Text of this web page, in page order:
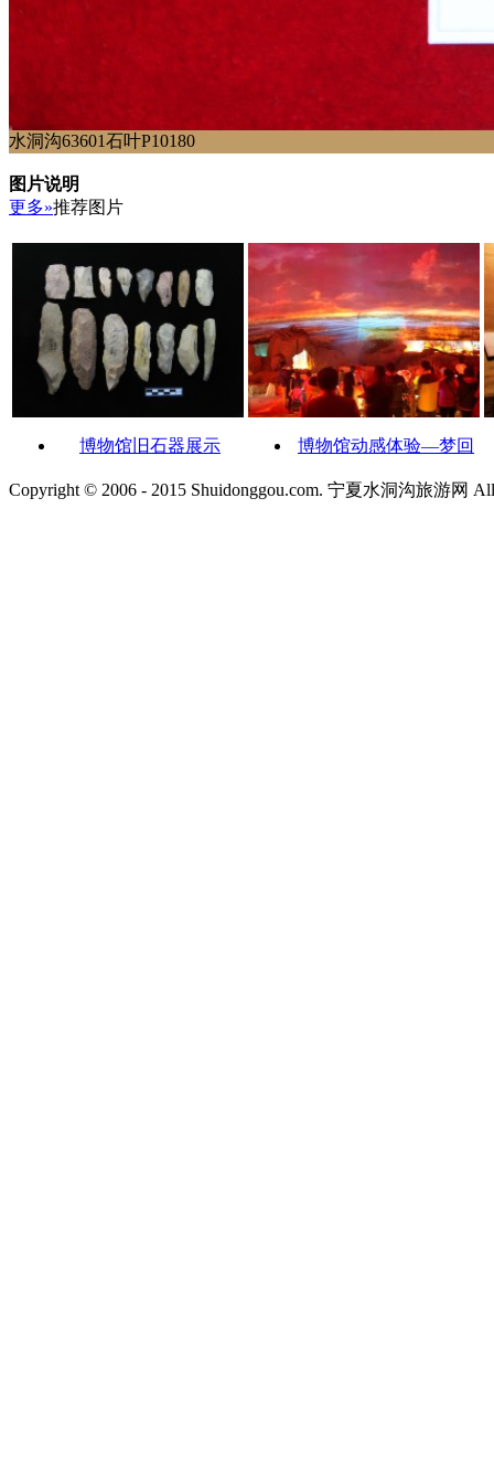
水洞沟63601石叶P10180
图片说明
更多»推荐图片
博物馆旧石器展示 博物馆动感体验—梦回
Copyright © 2006 - 2015 Shuidonggou.com. 宁夏水洞沟旅游网 All